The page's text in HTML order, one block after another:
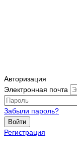
Авторизация
Электронная почта
Забыли пароль?
Войти
Регистрация